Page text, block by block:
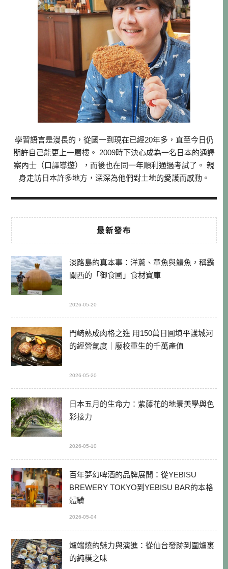
學習語言是漫長的，從國一到現在已經20年多，直至今日仍
期許自己能更上一層樓。 2009時下決心成為一名日本的通譯
案內士（口譯導遊），而後也在同一年順利通過考試了。 親
身走訪日本許多地方，深深為他們對土地的愛護而感動。
最新發布
淡路島的真本事：洋蔥、章魚與鱧魚，稱霸
關西的「御食國」食材寶庫
2026-05-20
門崎熟成肉格之進 用150萬日圓填平護城河
的經營氣度｜廢校重生的千萬產值
2026-05-20
日本五月的生命力：紫藤花的地景美學與色
彩接力
2026-05-10
百年夢幻啤酒的品牌展開：從YEBISU
BREWERY TOKYO到YEBISU BAR的本格
體驗
2026-05-04
爐端燒的魅力與演進：從仙台發跡到圍爐裏
的純樸之味